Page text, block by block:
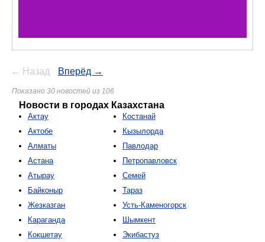
← Назад Вперёд →
Показано 30 новостей из 106
Новости в городах Казахстана
Актау
Актобе
Алматы
Астана
Атырау
Байконыр
Жезказган
Караганда
Кокшетау
Костанай
Кызылорда
Павлодар
Петропавловск
Семей
Тараз
Усть-Каменогорск
Шымкент
Экибастуз